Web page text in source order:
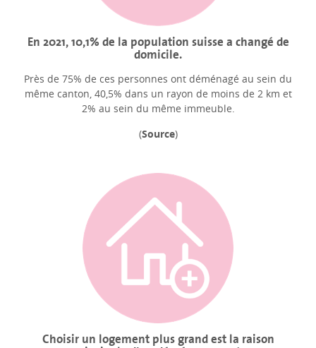
En 2021, 10,1% de la population suisse a changé de
domicile.
Près de 75% de ces personnes ont déménagé au sein du
même canton, 40,5% dans un rayon de moins de 2 km et
2% au sein du même immeuble.
(Source)
Choisir un logement plus grand est la raison